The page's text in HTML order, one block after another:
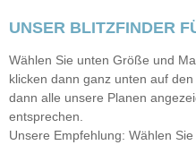
UNSER BLITZFINDER
Wählen Sie unten Größe und
klicken dann ganz unten auf
dann alle unsere Planen
entsprechen.
Unsere Empfehlung: Wählen